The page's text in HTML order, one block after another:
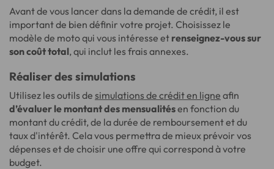
Avant de vous lancer dans la demande de crédit, il est
important de bien définir votre projet. Choisissez le
modèle de moto qui vous intéresse et renseignez-vous sur
son coût total, qui inclut les frais annexes.
Réaliser des simulations
Utilisez les outils de simulations de crédit en ligne afin
d’évaluer le montant des mensualitésen fonction du
montant du crédit, de la durée de remboursement et du
taux d'intérêt. Cela vous permettra de mieux prévoir vos
dépenses et de choisir une offre qui correspond à votre
budget.